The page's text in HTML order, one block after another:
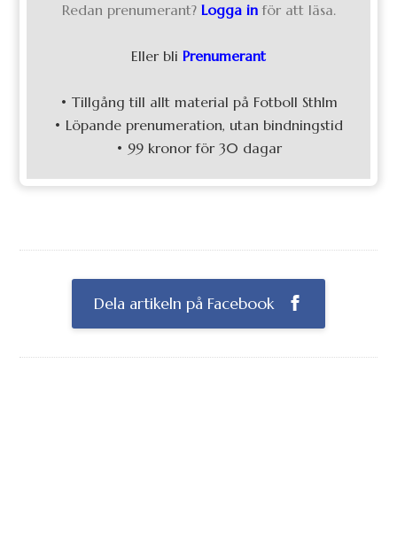
Redan prenumerant? Logga in för att läsa.
Eller bli Prenumerant
• Tillgång till allt material på Fotboll Sthlm
• Löpande prenumeration, utan bindningstid
• 99 kronor för 30 dagar
Dela artikeln på Facebook